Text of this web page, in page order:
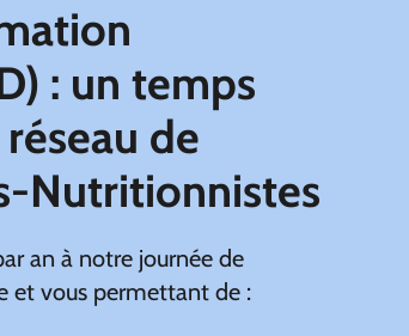
: un temps
de
Nutritionnistes
an à notre journée de
vous permettant de :